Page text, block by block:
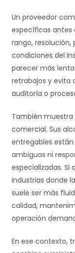
Un proveedor
específicas antes
rango, resolución,
condiciones del
parecer más
retrabajos y evita
auditoría o
También
comercial. Sus
entregables
ambiguas ni
especializadas.
industrias donde
suele ser más
calidad,
operación
En ese contexto,